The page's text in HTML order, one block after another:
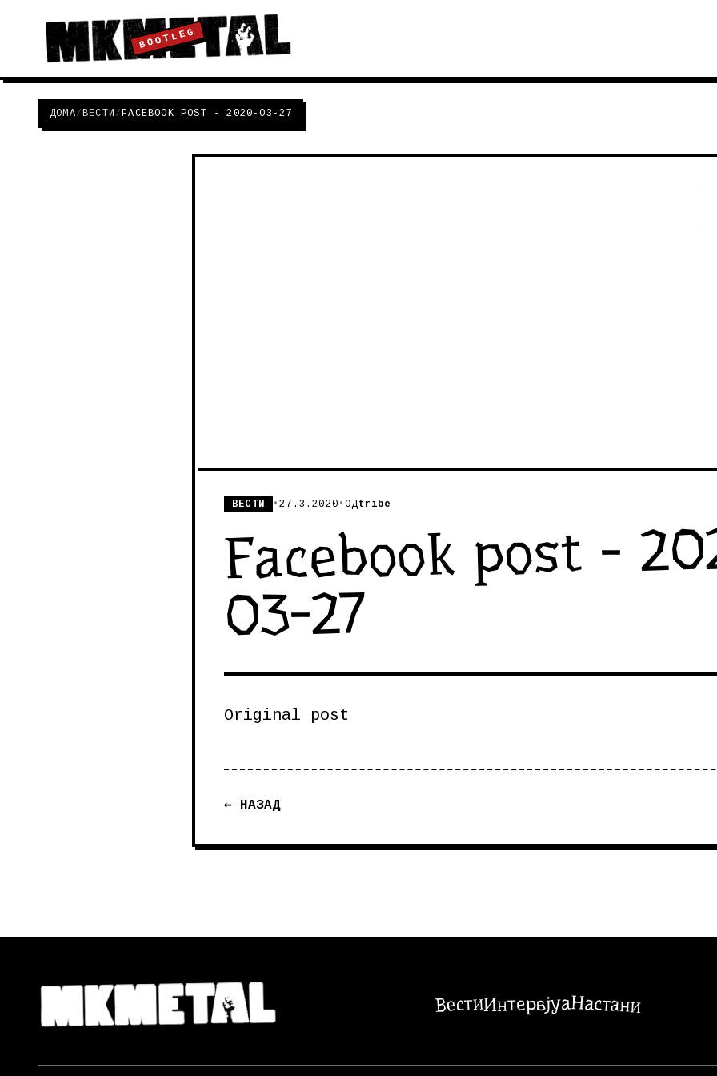
BOOTLEG
ДОМА/ВЕСТИ /FACEBOOK POST - 2020-03-27
ВЕСТИ •27.3.2020 •ОДtribe
Facebook post -
03-27
Original post
← НАЗАД
ВестиИнтервјуаНастани